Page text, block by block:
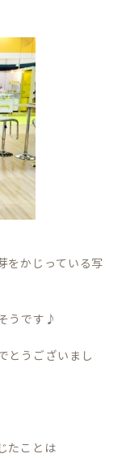
をかじっている写
うです♪
とうございまし
たことは